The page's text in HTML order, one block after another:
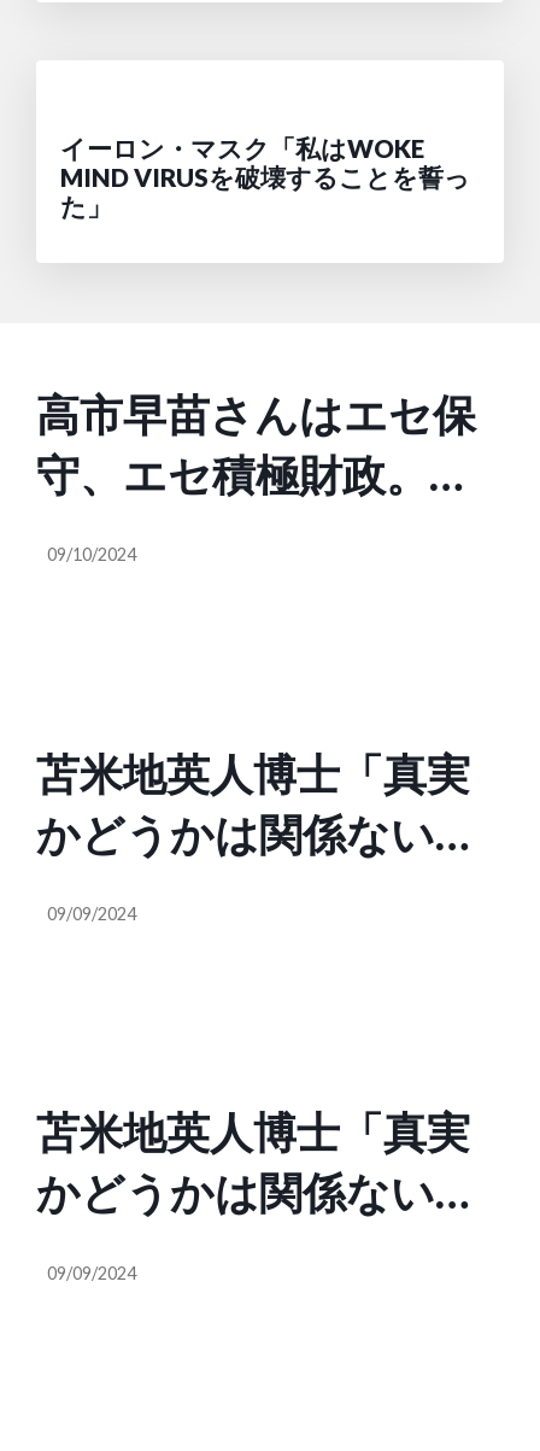
イーロン・マスク「私はWOKE
MIND VIRUSを破壊することを誓っ
た」
高市早苗さんはエセ保
守、エセ積極財政。移
民法、LGBT法、水道民
人。今の日本が国難だ
という事すら理解して
ない。少なくとも積極
政治は未来への投資
@mirai_youme）
09/10/2024
苫米地英人博士「真実
かどうかは関係ない。
人間の認知は最初に聞
ウクライナ派になった
人。最初に入れられた
イメージを覆すのはす
09/09/2024
苫米地英人博士「真実
かどうかは関係ない。
人間の認知は最初に聞
09/09/2024